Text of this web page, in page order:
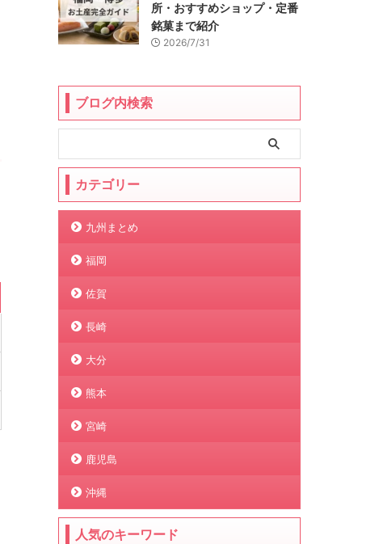
所・おすすめショップ・定番
銘菓まで紹介
2026/7/31
ブログ内検索
カテゴリー
九州まとめ
福岡
佐賀
長崎
大分
熊本
宮崎
鹿児島
沖縄
人気のキーワード